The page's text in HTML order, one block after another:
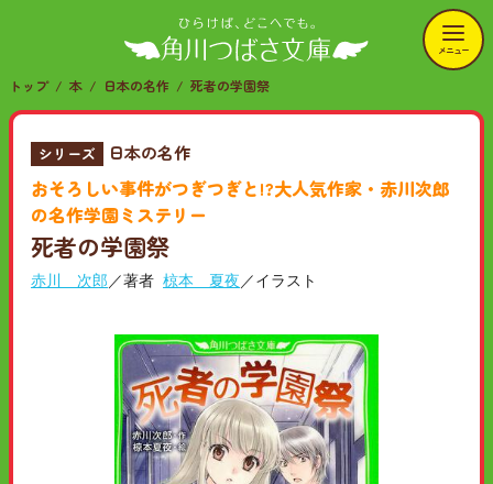
メニュー
トップ 本 日本の名作 死者の学園祭
シリーズ 日本の名作
おそろしい事件がつぎつぎと!?大人気作家・赤川次郎
の名作学園ミステリー
死者の学園祭
赤川 次郎／著者 椋本 夏夜／イラスト